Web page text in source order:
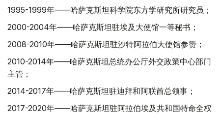
1995-1999年——哈萨克斯坦科学院东方学研究所研究员；
2000-2004年——哈萨克斯坦驻埃及大使馆一等秘书；
2008-2010年——哈萨克斯坦驻沙特阿拉伯大使馆参赞；
2010-2014年——哈萨克斯坦总统办公厅外交政策中心部门
主管；
2014-2017年——哈萨克斯坦驻迪拜和阿联酋总领事；
2017-2020年——哈萨克斯坦驻阿拉伯埃及共和国特命全权